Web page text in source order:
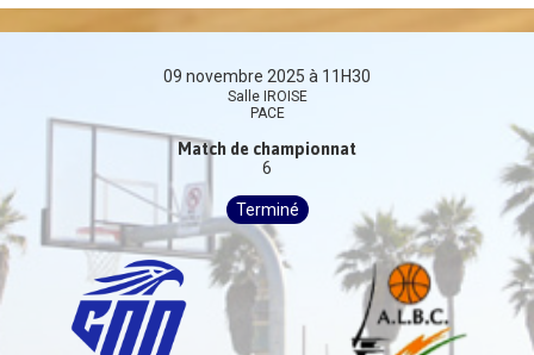
09 novembre 2025 à 11H30
Salle IROISE
PACE
Match de championnat
6
Terminé